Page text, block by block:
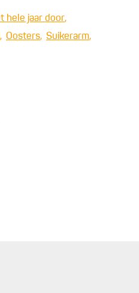
hele jaar door
Oosters
Suikerarm